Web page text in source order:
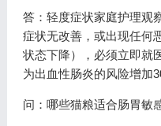
答：轻度症状家庭护理观
症状无改善，或出现任何
状态下降），必须立即就
为出血性肠炎的风险增加
问：哪些猫粮适合肠胃敏